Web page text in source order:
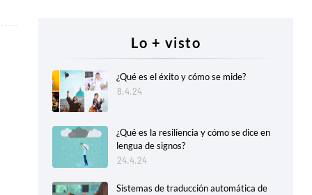
Lo + visto
¿Qué es el éxito y cómo se mide?
8.4.24
¿Qué es la resiliencia y cómo se dice en
lengua de signos?
24.4.24
Sistemas de traducción automática de